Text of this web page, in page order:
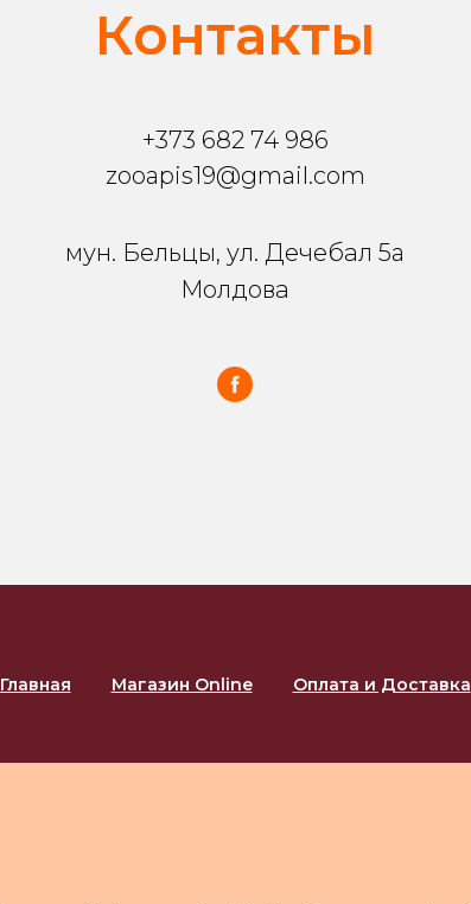
Контакты
+373 682 74 986
zooapis19@gmail.com
мун. Бельцы, ул. Дечебал 5a
Молдова
Главная Магазин Online Оплата и Доставка